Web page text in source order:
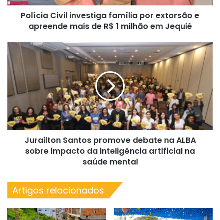
mais
milhão
em
Jequié
Polícia Civil investiga família por extorsão e
apreende mais de R$ 1 milhão em Jequié
Jurailton
Santos
promove
debate
na
ALBA
sobre
impacto
da
inteligência
artificial
mental
Jurailton Santos promove debate na ALBA
sobre impacto da inteligência artificial na
saúde mental
Artigos relacionados